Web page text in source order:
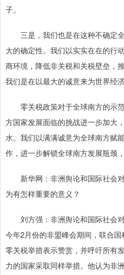
子。
三是，我们也是在这种不确定
大的确定性。我们以实实在在的行
商环境，降低非关税和关税壁垒，
我们是在以最大的诚意来为世界经
零关税政策对于全球南方的示
方国家发展面临的挑战进一步加大
水。我们以满满诚意为全球南方赋
作，进一步解锁全球南方发展瓶颈
新华网：非洲舆论和国际社会对
为有怎样重要的意义？
刘方强：非洲舆论和国际社会
今年2月份的非盟峰会期间，联合
零关税举措表示赞赏，并呼吁所有
力的国家采取同样举措。他认为非